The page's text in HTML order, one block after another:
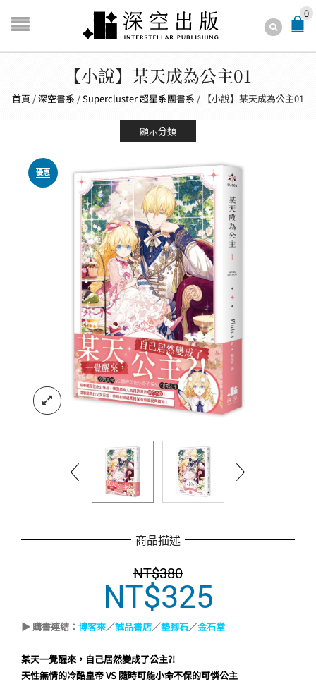
0
【小說】某天成為公主01
首頁 /深空書系 /Supercluster 超星系團書系 / 【小說】某天成為公主01
優惠
商品描述
NT$380
原
始
價
格：
NT$380。
NT$325
價
NT$325。
▶ 購書連結： 博客來／誠品書店／墊腳石／金石堂
某天一覺醒來，自己居然變成了公主?!
天性無情的冷酷皇帝 VS 隨時可能小命不保的可憐公主
顯示分類